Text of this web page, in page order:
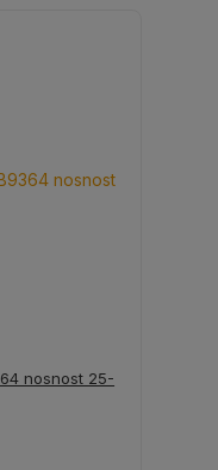
nosnost 25-